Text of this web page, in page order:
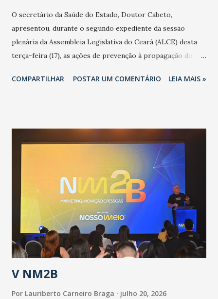
O secretário da Saúde do Estado, Doutor Cabeto,
apresentou, durante o segundo expediente da sessão
plenária da Assembleia Legislativa do Ceará (ALCE) desta
terça-feira (17), as ações de prevenção à propagação do
adotadas pelo Governo do Estado na contenção da
população suspeita e de cuidados com os ambientes
públicos e domiciliares. “Nós não estamos vivendo uma
epidemia comum, como temos em todos os anos, com
aumento de casos de dengue, influenza ou H1N1. Trata-se
de uma epidemia com um vírus diferente, com um poder de
contaminação maior que outros coronavírus”, apontou o
secretário. Segundo ele, é uma epidemia com chance de
contaminação alta, podendo gerar um grande risco à
população e ao sistema de saúde. “Precisamos saber fazer a
estratificação do risco da doença, para não so...
COMPARTILHAR POSTAR UM COMENTÁRIO LEIA MAIS »
V NM2B
Por Lauriberto Carneiro Braga julho 20, 2026